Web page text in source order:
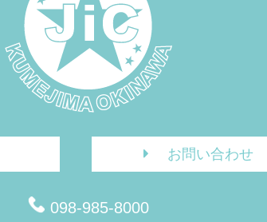
お問い合わせ
098-985-8000